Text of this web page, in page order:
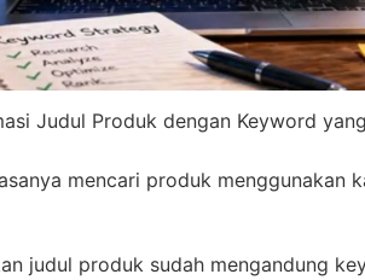
Judul Produk dengan Keyword
mencari produk menggunakan
judul produk sudah mengandung